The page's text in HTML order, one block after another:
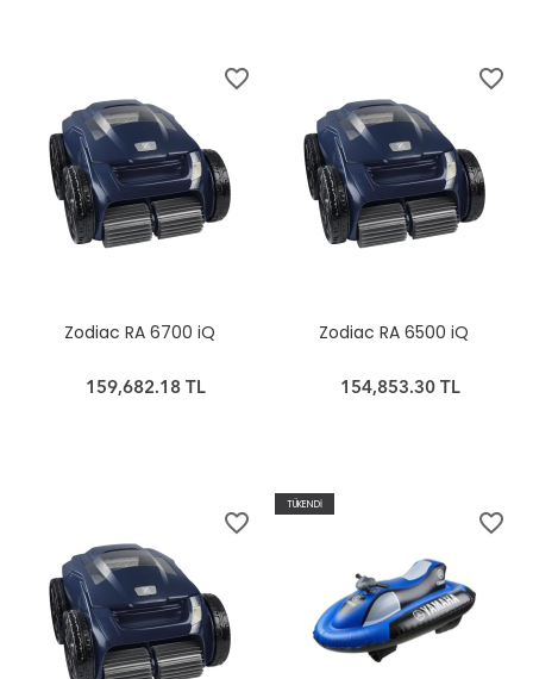
favorite_border
Zodiac RA 6700 iQ
159,682.18 TL
favorite_border
Zodiac RA 6500 iQ
154,853.30 TL
favorite_border
TÜKENDİ
favorite_border